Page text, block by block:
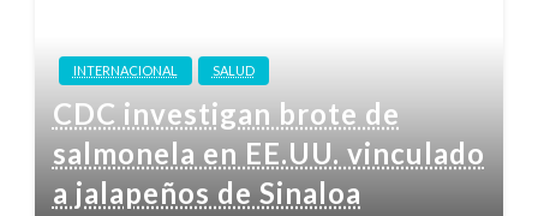
INTERNACIONAL SALUD
CDC investigan brote de
salmonela en EE.UU. vinculado
a jalapeños de Sinaloa